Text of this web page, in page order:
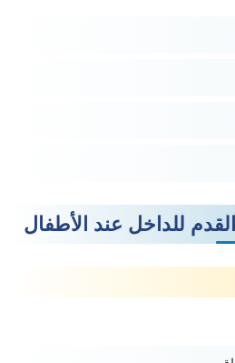
للداخل عند الأطفال